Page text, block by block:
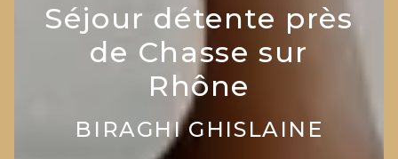
Séjour détente près
de Chasse sur
Rhône
BIRAGHI GHISLAINE